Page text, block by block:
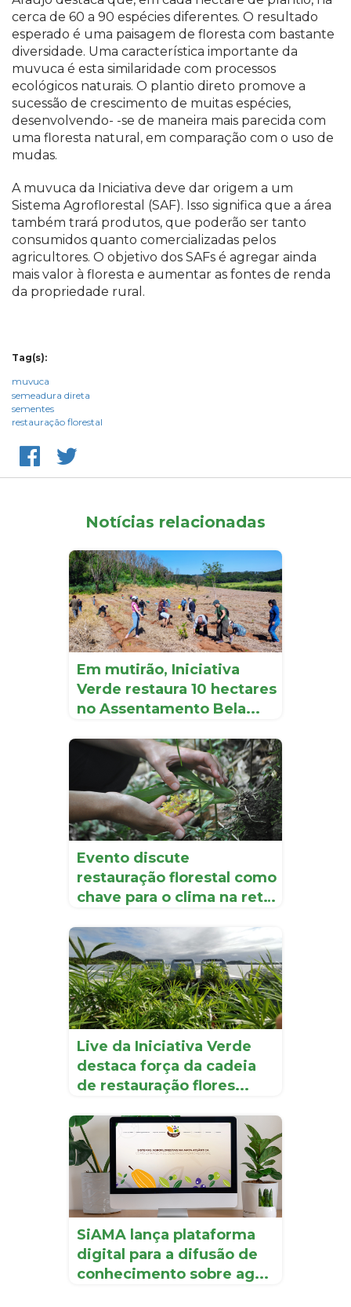
cerca de 60 a 90 espécies diferentes. O resultado
esperado é uma paisagem de floresta com bastante
diversidade. Uma característica importante da
muvuca é esta similaridade com processos
ecológicos naturais. O plantio direto promove a
sucessão de crescimento de muitas espécies,
desenvolvendo- -se de maneira mais parecida com
uma floresta natural, em comparação com o uso de
mudas.
A muvuca da Iniciativa deve dar origem a um
Sistema Agroflorestal (SAF). Isso significa que a área
também trará produtos, que poderão ser tanto
consumidos quanto comercializadas pelos
agricultores. O objetivo dos SAFs é agregar ainda
mais valor à floresta e aumentar as fontes de renda
da propriedade rural.
Tag(s):
muvuca
semeadura direta
sementes
restauração florestal
Notícias relacionadas
Em mutirão, Iniciativa
Verde restaura 10 hectares
no Assentamento Bela...
Evento discute
restauração florestal como
chave para o clima na reta
Live da Iniciativa Verde
destaca força da cadeia
de restauração flores...
SiAMA lança plataforma
digital para a difusão de
conhecimento sobre ag...